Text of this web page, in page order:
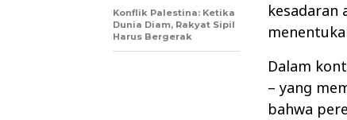
kesadaran
Dalam
– yang
bahwa
Konflik Palestina: Ketika
Dunia Diam, Rakyat Sipil
Harus Bergerak